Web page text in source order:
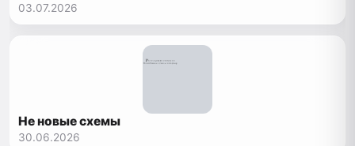
03.07.2026
Не новые схемы
30.06.2026